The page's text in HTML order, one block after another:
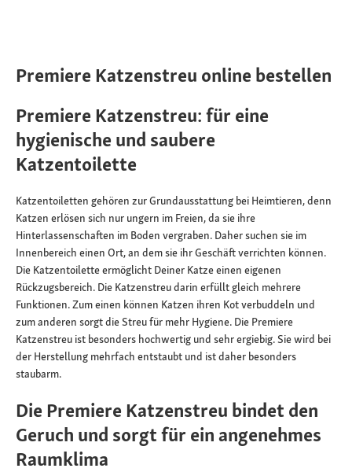
Premiere Katzenstreu online bestellen
Premiere Katzenstreu: für eine
hygienische und saubere
Katzentoilette
Katzentoiletten gehören zur Grundausstattung bei Heimtieren, denn
Katzen erlösen sich nur ungern im Freien, da sie ihre
Hinterlassenschaften im Boden vergraben. Daher suchen sie im
Innenbereich einen Ort, an dem sie ihr Geschäft verrichten können.
Die Katzentoilette ermöglicht Deiner Katze einen eigenen
Rückzugsbereich. Die Katzenstreu darin erfüllt gleich mehrere
Funktionen. Zum einen können Katzen ihren Kot verbuddeln und
zum anderen sorgt die Streu für mehr Hygiene. Die Premiere
Katzenstreu ist besonders hochwertig und sehr ergiebig. Sie wird bei
der Herstellung mehrfach entstaubt und ist daher besonders
staubarm.
Die Premiere Katzenstreu bindet den
Geruch und sorgt für ein angenehmes
Raumklima